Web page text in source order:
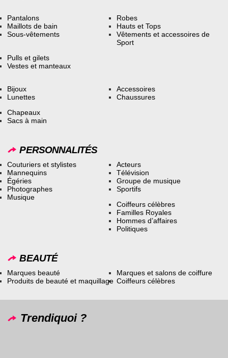
Pantalons
Maillots de bain
Sous-vêtements
Robes
Hauts et Tops
Vêtements et accessoires de
Sport
Pulls et gilets
Vestes et manteaux
Bijoux
Lunettes
Accessoires
Chaussures
Chapeaux
Sacs à main
PERSONNALITÉS
Couturiers et stylistes
Mannequins
Égéries
Photographes
Musique
Acteurs
Télévision
Groupe de musique
Sportifs
Coiffeurs célèbres
Familles Royales
Hommes d’affaires
Politiques
BEAUTÉ
Marques beauté
Produits de beauté et maquillage
Marques et salons de coiffure
Coiffeurs célèbres
Trendiquoi ?